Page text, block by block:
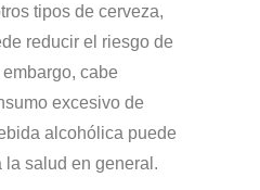
tipos de cerveza,
reducir el riesgo de
cabe
excesivo de
alcohólica puede
salud en general.